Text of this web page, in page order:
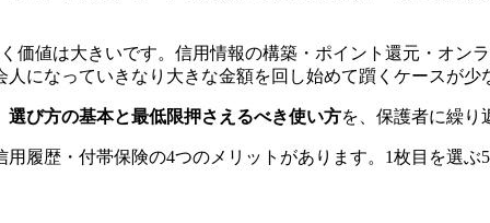
価値は大きいです。信用情報の構築・ポイント還元・オン
になっていきなり大きな金額を回し始めて躓くケースが少
選び方の基本と最低限押さえるべき使い方を、保護者に繰り
履歴・付帯保険の4つのメリットがあります。1枚目を選